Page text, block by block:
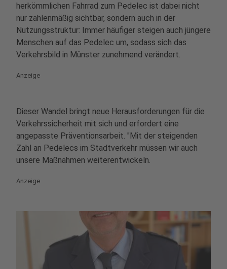
herkömmlichen Fahrrad zum Pedelec ist dabei nicht
nur zahlenmäßig sichtbar, sondern auch in der
Nutzungsstruktur: Immer häufiger steigen auch jüngere
Menschen auf das Pedelec um, sodass sich das
Verkehrsbild in Münster zunehmend verändert.
Anzeige
Dieser Wandel bringt neue Herausforderungen für die
Verkehrssicherheit mit sich und erfordert eine
angepasste Präventionsarbeit. "Mit der steigenden
Zahl an Pedelecs im Stadtverkehr müssen wir auch
unsere Maßnahmen weiterentwickeln.
Anzeige